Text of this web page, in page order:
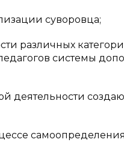
суворовца;
различных
системы
деятельности